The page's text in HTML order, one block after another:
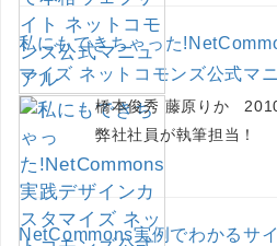
私にもできちゃった
マイズ ネットコモンズ公式マ
橋本俊秀 藤原りか
弊社社員が執筆担当！
NetCommons実例でわかるサ